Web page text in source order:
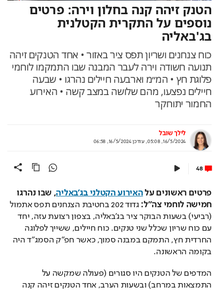
הטנק זיהה קנה בחלון וירה: פרטים
נוספים על התקרית הקטלנית
בג'באליה
כוח צנחנים ושריון תפס ציר באזור • אחד הטנקים זיהה
תנועה חשודה וירה לעבר המבנה שבו התמקמו לוחמי
פלוגת חץ • המ״מ וארבעה חיילים נהרגו • שבעה
חיילים נפצעו, מהם שלושה במצב קשה • האירוע
החמור יתוחקר
לילך שובל
16/5/2024, 05:08
,עודכן16/5/2024, 06:58
48
פרטים ראשונים על האירוע הקטלני בג׳באליה
, שבו נהרגו
חמישה לוחמי צה"ל:
גדוד 202 בחטיבת הצנחנים תפס אתמול
(רביעי) בשעות הבוקר ציר בג'באליה, בצפון רצועת עזה, יחד
עם כוח שריון שכלל שני טנקים. כוח חיילים, ששייך לפלוגה
החרדית חץ, התמקם במבנה סמוך, כאשר חפ״ק הסמג״ד היה
בקומה הראשונה.
המדפים של הטנקים היו סגורים (פעולה שמקשה על
התמצאות במרחב) ובשעות הערב, אחד הטנקים זיהה קנה